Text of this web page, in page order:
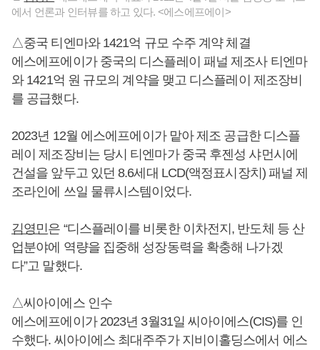
에서 언론과 인터뷰를 하고 있다. <에스에프에이>
△중국 티엔마와 1421억 규모 수주 계약 체결
에스에프에이가 중국의 디스플레이 패널 제조사 티엔마
와 1421억 원 규모의 계약을 맺고 디스플레이 제조장비
를 공급했다.
2023년 12월 에스에프에이가 맡아 제조 공급한 디스플
레이 제조장비는 당시 티엔마가 중국 후젠성 샤먼시에
건설을 앞두고 있던 8.6세대 LCD(액정표시장치) 패널 제
조라인에 쓰일 물류시스템이었다.
김영민은 “디스플레이를 비롯한 이차전지, 반도체 등 산
업분야에 역량을 집중해 성장동력을 확충해 나가겠
다”고 말했다.
△씨아이에스 인수
에스에프에이가 2023년 3월31일 씨아이에스(CIS)를 인
수했다. 씨아이에스 최대주주가 지비이홀딩스에서 에스